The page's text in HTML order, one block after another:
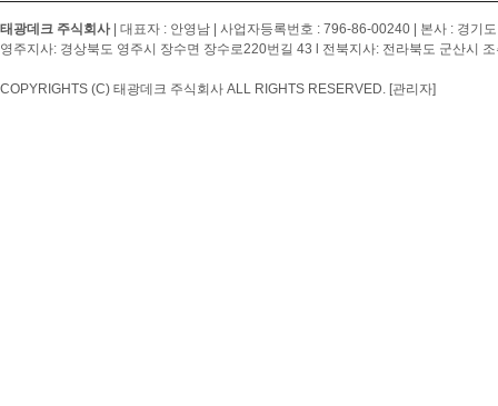
태광데크 주식회사| 대표자 : 안영남 | 사업자등록번호 : 796-86-00240 | 본사 : 경기
영주지사: 경상북도 영주시 장수면 장수로220번길 43 l 전북지사: 전라북도 군산시
COPYRIGHTS (C) 태광데크 주식회사 ALL RIGHTS RESERVED. [관리자]